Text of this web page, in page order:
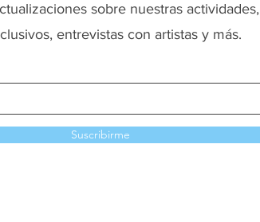
sobre nuestras actividades,
entrevistas con artistas y más.
Suscribirme